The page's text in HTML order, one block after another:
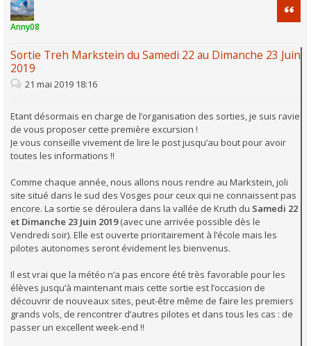
Anny08
Sortie Treh Markstein du Samedi 22 au Dimanche 23 Juin
2019
21 mai 2019 18:16
Etant désormais en charge de l’organisation des sorties, je suis ravie
de vous proposer cette première excursion !
Je vous conseille vivement de lire le post jusqu’au bout pour avoir
toutes les informations !!
Comme chaque année, nous allons nous rendre au Markstein, joli
site situé dans le sud des Vosges pour ceux qui ne connaissent pas
encore. La sortie se déroulera dans la vallée de Kruth du Samedi 22
et Dimanche 23 Juin 2019(avec une arrivée possible dès le
Vendredi soir). Elle est ouverte prioritairement à l’école mais les
pilotes autonomes seront évidement les bienvenus.
Il est vrai que la météo n’a pas encore été très favorable pour les
élèves jusqu’à maintenant mais cette sortie est l’occasion de
découvrir de nouveaux sites, peut-être même de faire les premiers
grands vols, de rencontrer d’autres pilotes et dans tous les cas : de
passer un excellent week-end !!